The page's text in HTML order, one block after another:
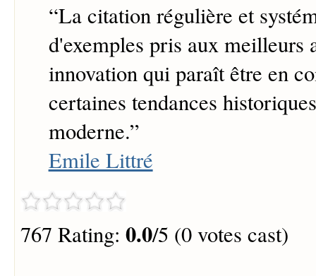
“La citation régulière et
d'exemples pris aux meilleurs
innovation qui paraît être en
certaines tendances
moderne.”
Emile Littré
767 Rating: 0.0/5 (0 votes cast)